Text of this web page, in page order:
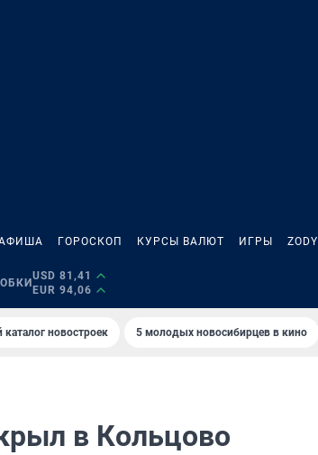
ГОРОСКОП КУРСЫ ВАЛЮТ ИГРЫ ZODY
USD 81,41
EUR 94,06
каталог новостроек 5 молодых новосибирцев в кино
в Кольцово